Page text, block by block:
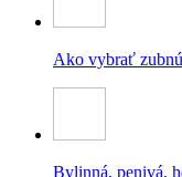
Ako vybrať
Bylinná, penivá,